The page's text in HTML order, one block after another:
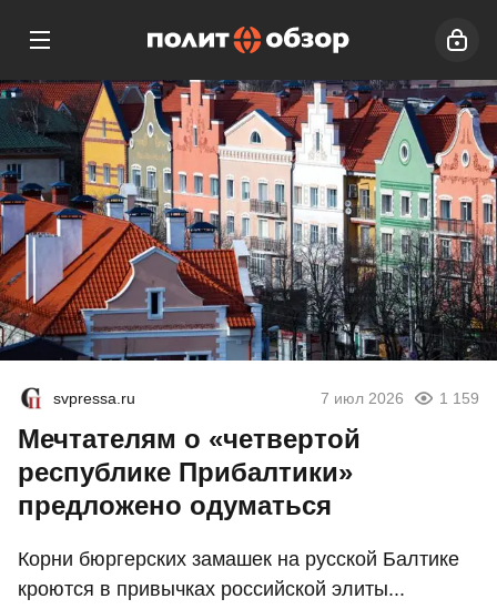
svpressa.ru 7 июл 2026 1 159
Мечтателям о «четвертой
республике Прибалтики»
предложено одуматься
Корни бюргерских замашек на русской Балтике
кроются в привычках российской элиты...